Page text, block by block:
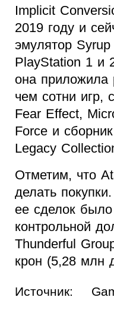
Implicit
2019 году и
эмулятор
PlayStation 1 и
она приложила
чем сотни игр,
Fear Effect,
Force и
Legacy
Отметим, что
делать
ее сделок было
контрольной
Thunderful
крон (5,28 млн
Источник: